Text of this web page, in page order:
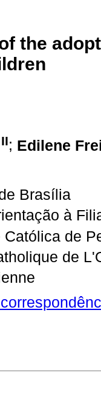
the
; Edilene
Brasília
à
Católica de
de